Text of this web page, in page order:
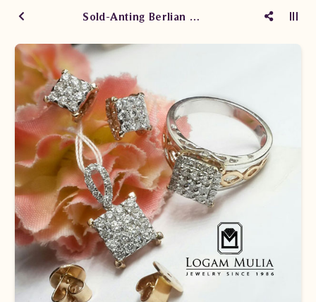
Sold-Anting Berlian Wanita DVA.EF4706A steD